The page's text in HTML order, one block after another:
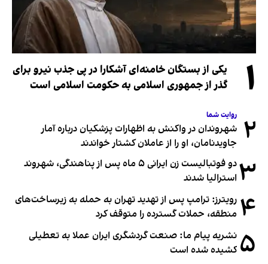
۱
یکی از بستگان خامنه‌ای آشکارا در پی جذب نیرو برای
گذر از جمهوری اسلامی به حکومت اسلامی است
۲ روایت شما
شهروندان در واکنش به اظهارات پزشکیان درباره آمار
جاویدنامان، او را از عاملان کشتار خواندند
۳
دو فوتبالیست زن ایرانی ۵ ماه پس از پناهندگی، شهروند
استرالیا شدند
۴ رویترز: ترامپ پس از تهدید تهران به حمله به زیرساخت‌های
منطقه، حملات گسترده را متوقف کرد
۵ نشریه پیام ما: صنعت گردشگری ایران عملا به تعطیلی
کشیده شده است